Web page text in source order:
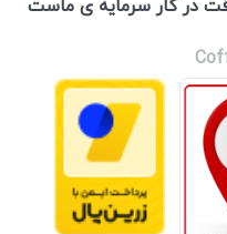
در كار سرمايه ی ماست